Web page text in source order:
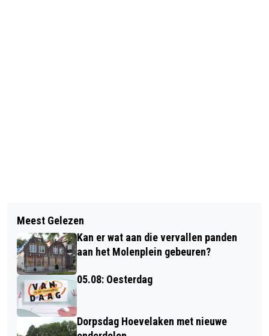
INSCHRIJVEN
BEACHSOCCERTOERNOOI ZVV
SPARTA/DE LAAK KAN
VIDEO: SLECHT NSC VERLIEST
TERECHT
Meest Gelezen
Kan er wat aan die vervallen panden
aan het Molenplein gebeuren?
05.08: Oesterdag
Dorpsdag Hoevelaken met nieuwe